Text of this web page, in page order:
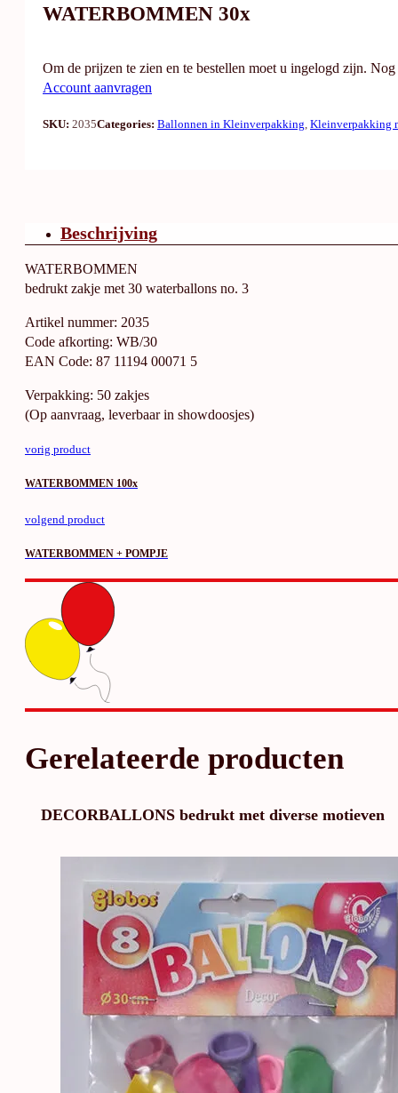
WATERBOMMEN 30x
Om de prijzen te zien en te bestellen moet u ingelogd zijn. Nog
Account aanvragen
SKU: 2035Categories: Ballonnen in Kleinverpakking Kleinverpakking
Beschrijving
WATERBOMMEN
bedrukt zakje met 30 waterballons no. 3
Artikel nummer: 2035
Code afkorting: WB/30
EAN Code: 87 11194 00071 5
Verpakking: 50 zakjes
(Op aanvraag, leverbaar in showdoosjes)
vorig product
WATERBOMMEN 100x
volgend product
WATERBOMMEN + POMPJE
Gerelateerde producten
DECORBALLONS bedrukt met diverse motieven